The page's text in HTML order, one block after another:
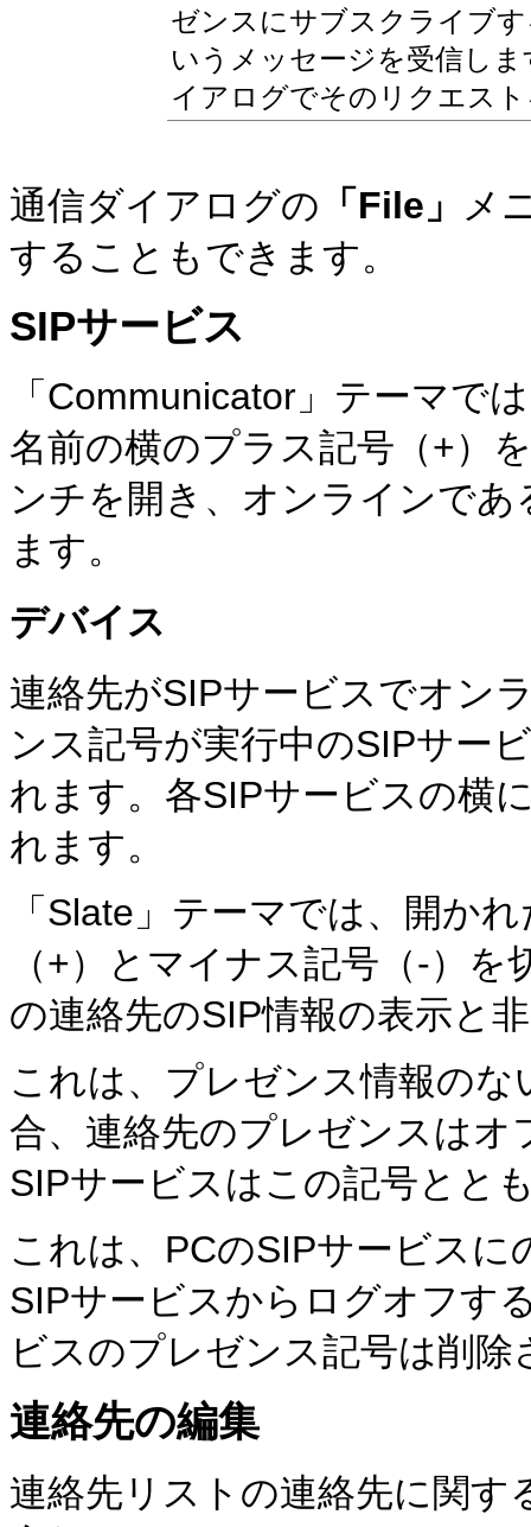
ゼンスにサブスクライブ
いうメッセージを受信し
イアログでそのリクエス
通信ダイアログの 「File」
メ
することもできます。
SIPサービス
「Communicator」テーマで
名前の横のプラス記号（+）
ンチを開き、オンラインで
ます。
デバイス
連絡先がSIPサービスでオン
ンス記号が実行中のSIPサー
れます。各SIPサービスの横
れます。
「Slate」テーマでは、開か
（+）とマイナス記号（-）
の連絡先のSIP情報の表示と
これは、プレゼンス情報の
合、連絡先のプレゼンスは
SIPサービスはこの記号とと
これは、PCのSIPサービス
SIPサービスからログオフす
ビスのプレゼンス記号は削除
連絡先の編集
連絡先リストの連絡先に関す